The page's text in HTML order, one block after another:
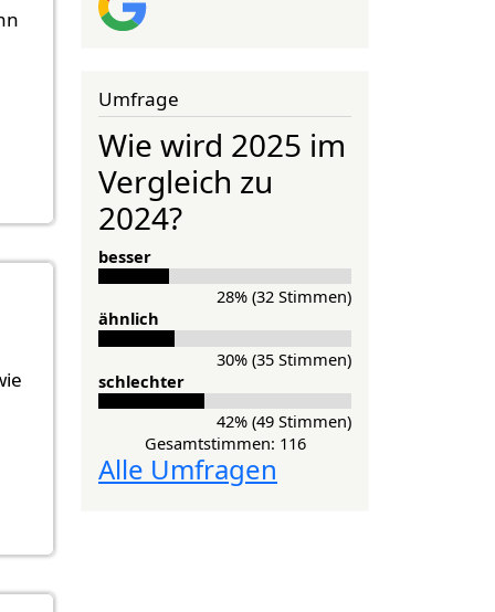
Umfrage
Wie wird 2025 im
Vergleich zu
2024?
besser
28% (32 Stimmen)
ähnlich
30% (35 Stimmen)
schlechter
42% (49 Stimmen)
Gesamtstimmen: 116
Alle Umfragen